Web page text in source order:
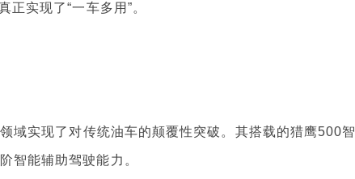
实现了“一车多用”。
实现了对传统油车的颠覆性突破。其搭载的猎鹰500智
智能辅助驾驶能力。